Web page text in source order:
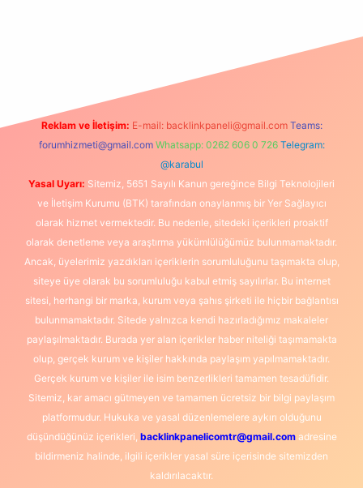
Reklam ve İletişim: E-mail: backlinkpaneli@gmail.com Teams:
forumhizmeti@gmail.com Whatsapp: 0262 606 0 726 Telegram:
@karabul
Yasal Uyarı: Sitemiz, 5651 Sayılı Kanun gereğince Bilgi Teknolojileri
ve İletişim Kurumu (BTK) tarafından onaylanmış bir Yer Sağlayıcı
olarak hizmet vermektedir. Bu nedenle, sitedeki içerikleri proaktif
olarak denetleme veya araştırma yükümlülüğümüz bulunmamaktadır.
Ancak, üyelerimiz yazdıkları içeriklerin sorumluluğunu taşımakta olup,
siteye üye olarak bu sorumluluğu kabul etmiş sayılırlar. Bu internet
sitesi, herhangi bir marka, kurum veya şahıs şirketi ile hiçbir bağlantısı
bulunmamaktadır. Sitede yalnızca kendi hazırladığımız makaleler
paylaşılmaktadır. Burada yer alan içerikler haber niteliği taşımamakta
olup, gerçek kurum ve kişiler hakkında paylaşım yapılmamaktadır.
Gerçek kurum ve kişiler ile isim benzerlikleri tamamen tesadüfidir.
Sitemiz, kar amacı gütmeyen ve tamamen ücretsiz bir bilgi paylaşım
platformudur. Hukuka ve yasal düzenlemelere aykırı olduğunu
düşündüğünüz içerikleri, backlinkpanelicomtr@gmail.comadresine
bildirmeniz halinde, ilgili içerikler yasal süre içerisinde sitemizden
kaldırılacaktır.